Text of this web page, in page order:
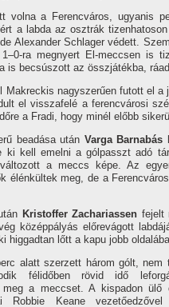
volna a Ferencváros, ugyanis
a labda az osztrák
Alexander Schlager védett.
ra megnyert El-meccsen is
is becsúszott az összjátékba,
Makreckis nagyszerűen futott el
el visszafelé a ferencvárosi
a Fradi, hogy minél előbb
beadása után Varga Barnabás
ki kell emelni a gólpasszt adó
a meccs képe. Az
élénkültek meg, de a
Kristoffer Zachariassen fejelt
középpályás előrevágott
higgadtan lőtt a kapu jobb
alatt szerzett három gólt, nem
félidőben rövid idő
meg a meccset. A kispadon ülő
Robbie Keane